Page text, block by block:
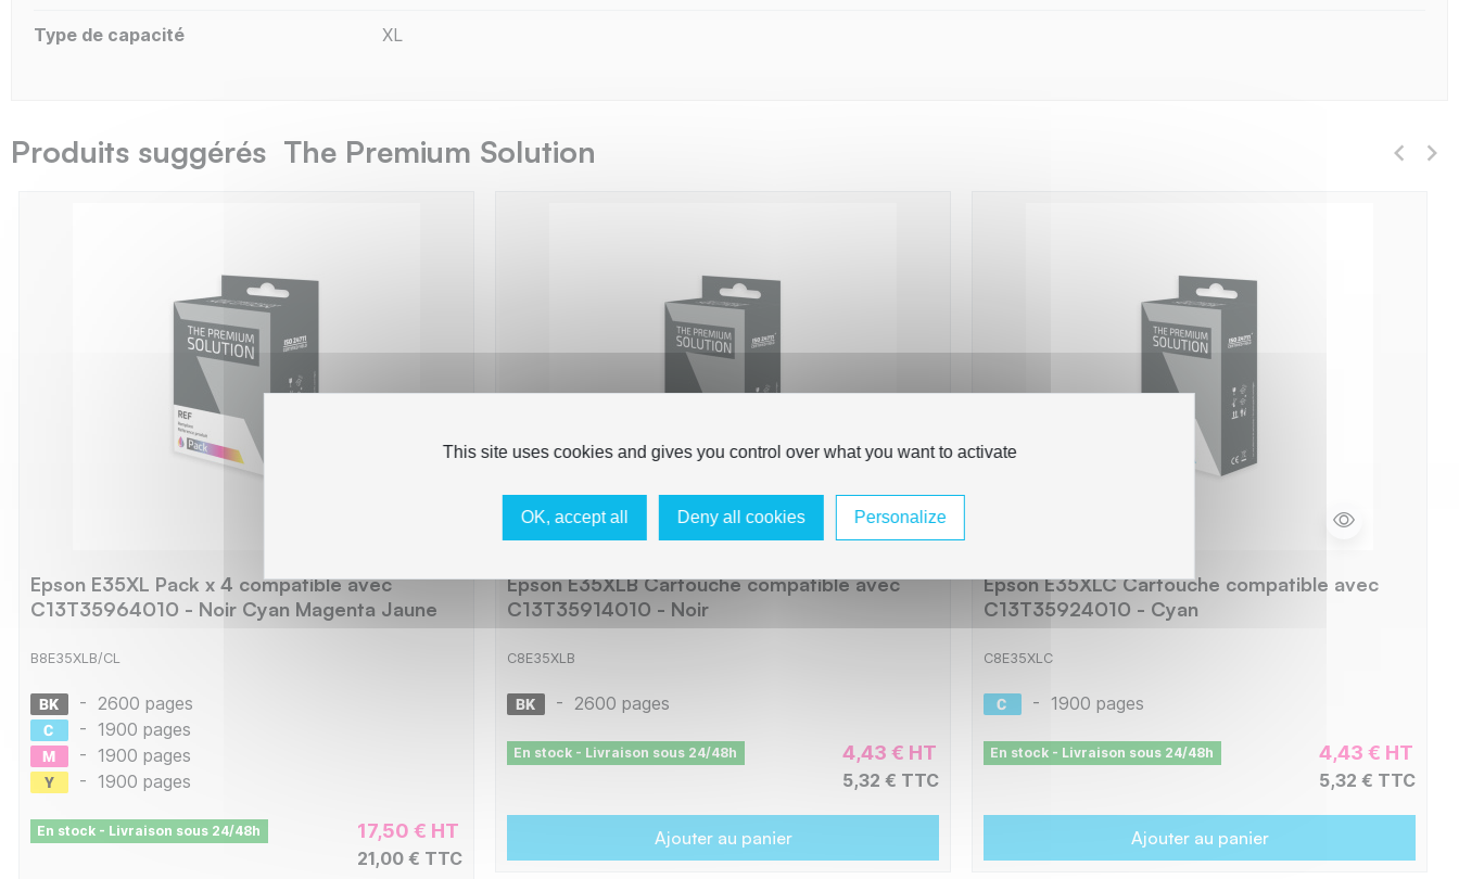
Type de capacité XL
Produits suggérés The Premium Solution
Epson E35XL Pack x 4 compatible avec
C13T35964010 - Noir Cyan Magenta Jaune
B8E35XLB/CL
- 2600 pages
- 1900 pages
- 1900 pages
- 1900 pages
En stock - Livraison sous 24/48h 17,50 € HT
21,00 € TTC
Epson E35XLB Cartouche compatible avec
C13T35914010 - Noir
C8E35XLB
- 2600 pages
En stock - Livraison sous 24/48h 4,43 € HT
5,32 € TTC
Ajouter au panier
Epson E35XLC Cartouche compatible avec
C13T35924010 - Cyan
C8E35XLC
- 1900 pages
En stock - Livraison sous 24/48h 4,43 € HT
5,32 € TTC
Ajouter au panier
This site uses cookies and gives you control over what you want to activate
OK, accept all Deny all cookies Personalize